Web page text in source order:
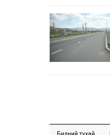
Бидний тухай